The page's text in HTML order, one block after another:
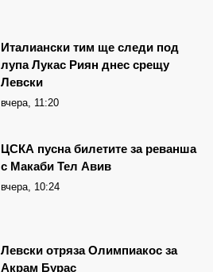
Италиански тим ще следи под
лупа Лукас Риян днес срещу
Левски
вчера, 11:20
ЦСКА пусна билетите за реванша
с Макаби Тел Авив
вчера, 10:24
Левски отряза Олимпиакос за
Акрам Бурас